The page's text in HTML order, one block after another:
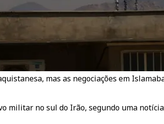
mas as negociações em
militar no sul do Irão, segundo uma